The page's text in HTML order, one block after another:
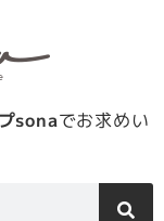
sonaでお求めい